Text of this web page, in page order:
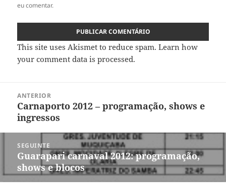
eu comentar.
This site uses Akismet to reduce spam.Learn how
your comment data is processed.
ANTERIOR
Post
anterior:
Carnaporto 2012 – programação, shows e
ingressos
SEGUINTE
Próximo
post:
Guarapari carnaval 2012: programação,
shows e blocos